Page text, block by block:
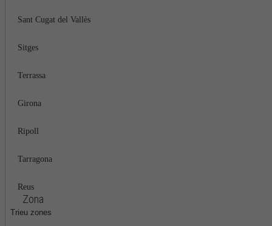
Sant Cugat del Vallès
Sitges
Terrassa
Girona
Ripoll
Tarragona
Reus
Zona
Trieu zones